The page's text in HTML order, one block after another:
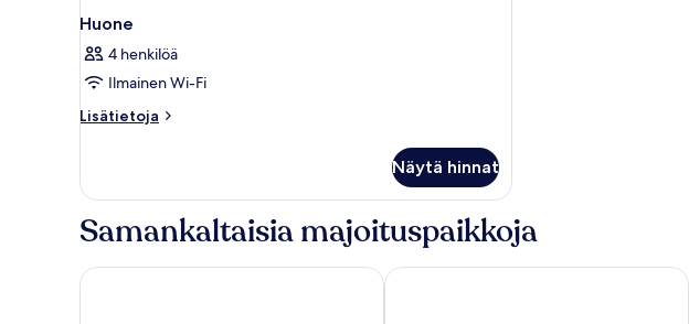
Huone
4 henkilöä
Ilmainen Wi-Fi
Lisätietoja
Lisätietoja
Näytä hinnat
Samankaltaisia majoituspaikkoja
Best Western Jamaica Inn Quality Inn JFK Airport Rockaway Blvd